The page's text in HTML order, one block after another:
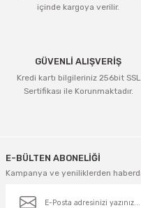
Ürün fiyatı diğer sitelerden
içinde kargoya verilir.
GÜVENLİ ALIŞVERİŞ
Kredi kartı bilgileriniz 256bit SSL
Sertifikası ile Korunmaktadır.
E-BÜLTEN ABONELİĞİ
Kampanya ve yeniliklerden